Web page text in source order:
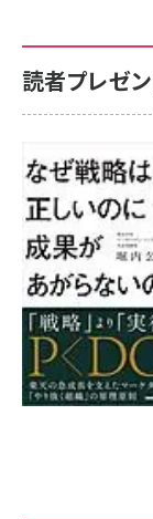
読者プレゼ
成
があ
マー
8月7